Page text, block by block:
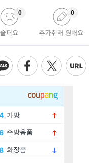
슬퍼요
0
추가취재 원해요
0